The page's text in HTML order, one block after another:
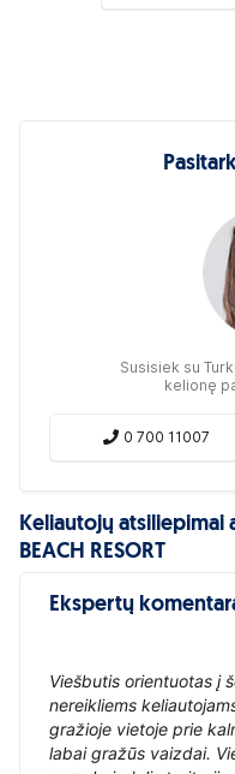
Susisiek su
kelionę
0 700 11007
Keliautojų atsiliepimai
BEACH RESORT
Ekspertų
Viešbutis orientuotas į
nereikliems
gražioje vietoje prie
labai gražūs vaizdai.